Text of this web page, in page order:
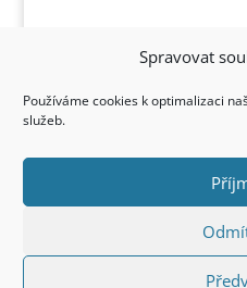
Spravovat
Používáme cookies k optimalizaci
služeb.